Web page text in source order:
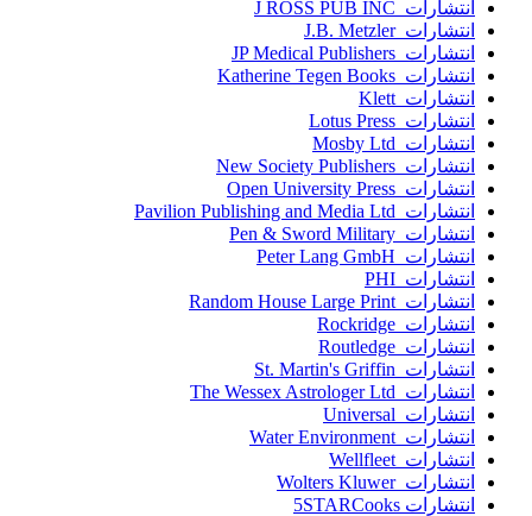
انتشارات J ROSS PUB INC
انتشارات J.B. Metzler
انتشارات JP Medical Publishers
انتشارات Katherine Tegen Books
انتشارات Klett
انتشارات Lotus Press
انتشارات Mosby Ltd
انتشارات New Society Publishers
انتشارات Open University Press
انتشارات Pavilion Publishing and Media Ltd
انتشارات Pen & Sword Military
انتشارات Peter Lang GmbH
انتشارات PHI
انتشارات Random House Large Print
انتشارات Rockridge
انتشارات Routledge
انتشارات St. Martin's Griffin
انتشارات The Wessex Astrologer Ltd
انتشارات Universal
انتشارات Water Environment
انتشارات Wellfleet
انتشارات Wolters Kluwer
انتشارات 5STARCooks